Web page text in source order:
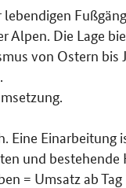
Alpen. Die Lage
von Ostern bis
Eine Einarbeitung
und
= Umsatz ab Tag